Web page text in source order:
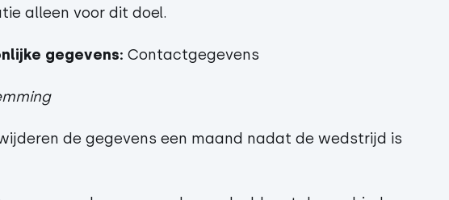
alleen voor dit doel.
gegevens: Contactgegevens
de gegevens een maand nadat de wedstrijd is